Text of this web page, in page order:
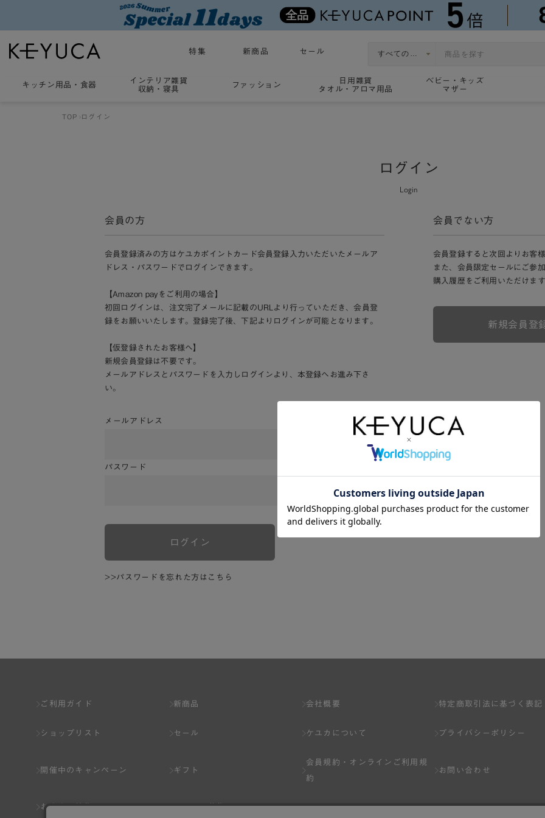
特集 新商品 セール
キッチン用品 ・ 食器
インテリア雑貨
収納・寝具
ファッション
日用雑貨
タオル・アロマ用品
ベビー・キッズ
マザー
TOP ログイン
ログイン
Login
会員の方
会員登録済みの方はケユカポイントカード会員登録入力いただいたメールア
ドレス・パスワードでログインできます。
【Amazon payをご利用の場合】
初回ログインは、注文完了メールに記載のURLより行っていただき、会員登
録をお願いいたします。登録完了後、下記よりログインが可能となります。
【仮登録されたお客様へ】
新規会員登録は不要です。
メールアドレスとパスワードを入力しログインより、本登録へお進み下さ
い。
メールアドレス
パスワード
ログイン
>>パスワードを忘れた方はこちら
会員でない方
会員登録すると次回よりお客
また、会員限定セールにご参
購入履歴をご利用いただけま
新規会員登
ご利用ガイド
ショップリスト
開催中のキャンペーン
おすすめ特集
新商品
セール
ギフト
スタッフ募集
会社概要
ケユカについて
会員規約・
オンラインご利用規
約
Q&A
特定商取引法に基づく表記
プライバシーポリシー
お問い合わせ